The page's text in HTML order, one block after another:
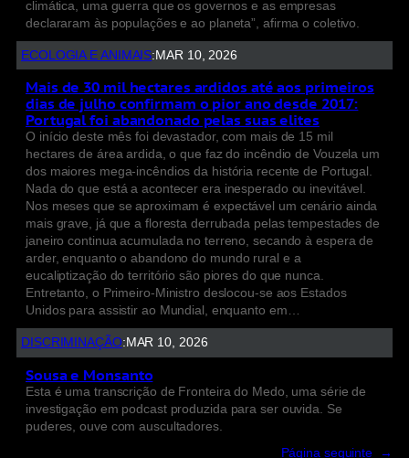
climática, uma guerra que os governos e as empresas
declararam às populações e ao planeta”, afirma o coletivo.
ECOLOGIA E ANIMAIS: MAR 10, 2026
Mais de 30 mil hectares ardidos até aos primeiros
dias de julho confirmam o pior ano desde 2017:
Portugal foi abandonado pelas suas elites
O início deste mês foi devastador, com mais de 15 mil
hectares de área ardida, o que faz do incêndio de Vouzela um
dos maiores mega-incêndios da história recente de Portugal.
Nada do que está a acontecer era inesperado ou inevitável.
Nos meses que se aproximam é expectável um cenário ainda
mais grave, já que a floresta derrubada pelas tempestades de
janeiro continua acumulada no terreno, secando à espera de
arder, enquanto o abandono do mundo rural e a
eucaliptização do território são piores do que nunca.
Entretanto, o Primeiro-Ministro deslocou-se aos Estados
Unidos para assistir ao Mundial, enquanto em…
DISCRIMINAÇÃO: MAR 10, 2026
Sousa e Monsanto
Esta é uma transcrição de Fronteira do Medo, uma série de
investigação em podcast produzida para ser ouvida. Se
puderes, ouve com auscultadores.
Página seguinte →